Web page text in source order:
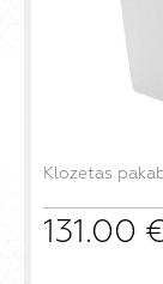
Klozetas
131.00